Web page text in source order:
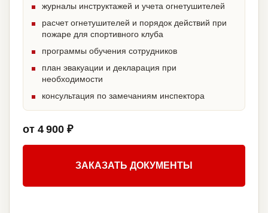
журналы инструктажей и учета огнетушителей
расчет огнетушителей и порядок действий при
пожаре для спортивного клуба
программы обучения сотрудников
план эвакуации и декларация при
необходимости
консультация по замечаниям инспектора
от 4 900 ₽
ЗАКАЗАТЬ ДОКУМЕНТЫ